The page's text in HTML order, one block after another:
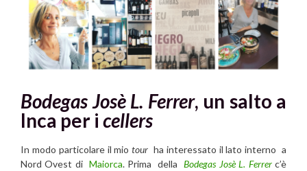
Bodegas Josè L. Ferrer, un salto a
Inca per i cellers
In modo particolare il miotour ha interessato il lato interno a
Nord Ovest di Maiorca. Prima dellaBodegas Josè L. Ferrerc’è